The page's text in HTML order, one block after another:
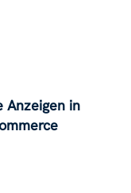
Anzeigen in